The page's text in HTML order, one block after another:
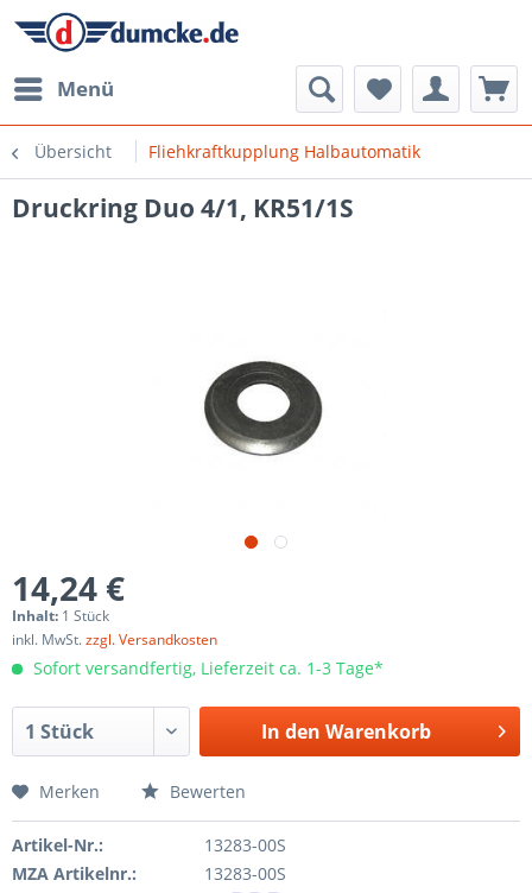
Menü
Übersicht Fliehkraftkupplung Halbautomatik
Druckring Duo 4/1, KR51/1S
14,24 €
Inhalt: 1 Stück
inkl. MwSt.zzgl. Versandkosten
Sofort versandfertig, Lieferzeit ca. 1-3 Tage*
In den Warenkorb
Merken Bewerten
Artikel-Nr.:
13283-00S
MZA Artikelnr.:
13283-00S